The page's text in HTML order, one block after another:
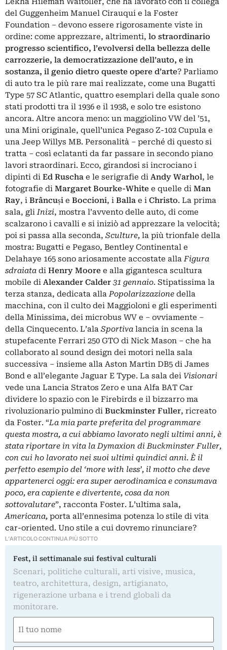
del Guggenheim Manuel Cirauqui e la Foster
Foundation ‒ devono essere rigorosamente viste in
ordine: come apprezzare, altrimenti, lo straordinario
progresso scientifico, l’evolversi della bellezza delle
carrozzerie, la democratizzazione dell’auto, e in
sostanza, il genio dietro queste opere d’arte? Parliamo
di auto tra le più rare mai realizzate, come una Bugatti
Type 57 SC Atlantic, quattro esemplari della quale sono
stati prodotti tra il 1936 e il 1938, e solo tre esistono
ancora. Altre ancora meno: un maggiolino VW del ’51,
una Mini originale, quell’unica Pegaso Z-102 Cupula e
una Jeep Willys MB. Personalità ‒ perché di questo si
tratta ‒ così eclatanti da far passare in secondo piano
lavori straordinari. Ecco, girandosi si incrociano i
dipinti di Ed Ruscha e le serigrafie di Andy Warhol, le
fotografie di Margaret Bourke-White e quelle di Man
Ray, i Brâncuși e Boccioni, i Balla e i Christo. La prima
sala, gliInizi, mostra l’avvento delle auto, di come
scalzarono i cavalli e si iniziò ad apprezzare la velocità;
poi si passa alla seconda, Sculture, la più trionfale della
mostra: Bugatti e Pegaso, Bentley Continental e
Delahaye 165 sono ariosamente accostate allaFigura
sdraiata di Henry Moore e alla gigantesca scultura
mobile di Alexander Calder 31 gennaio. Stipatissima la
terza stanza, dedicata allaPopolarizzazione della
macchina, con il culto dei Maggioloni e gli esperimenti
della Minissima, dei microbus WV e ‒ ovviamente ‒
della Cinquecento. L’ala Sportiva lancia in scena la
stupefacente Ferrari 250 GTO di Nick Mason ‒ che ha
collaborato al sound design dei motori nella sala
successiva ‒ insieme alla Aston Martin DB5 di James
Bond e all’elegante Jaguar E Type. La sala dei Visionari
vede una Lancia Stratos Zero e una Alfa BAT Car
dividere lo spazio con le Firebirds e il bizzarro ma
rivoluzionario pulmino di Buckminster Fuller, ricreato
da Foster. “La mia parte preferita del programmare
questa mostra, a cui abbiamo lavorato negli ultimi anni, è
stata riportare in vita la Dymaxion di Buckminster Fuller,
con cui ho lavorato nei suoi ultimi quindici anni. È il
perfetto esempio del ‘more with less’, il motto che deve
appartenerci oggi: era super aerodinamica e consumava
poco, era capiente e divertente, cosa da non
sottovalutare”, racconta Foster. L’ultima sala,
Americana, porta all’ennesima potenza lo stile di vita
car-oriented. Uno stile a cui dovremo rinunciare?
L'ARTICOLO CONTINUA PIÙ SOTTO
Fest, il settimanale sui festival culturali
Scenari, politiche culturali, arti visive, musica,
teatro, architettura, design, artigianato,
rigenerazione urbana e i trend globali da
monitorare.
(Required)